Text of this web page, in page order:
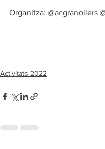
Organitza: @acgranollers
Activitats 2022